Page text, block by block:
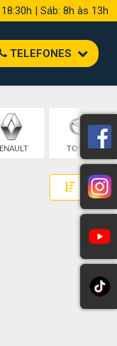
| Sáb: 8h às 13h
TELEFONES
TOYOTA
Toggle